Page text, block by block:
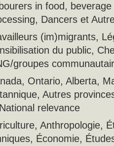
in food,
Dancers et
(im)migrants,
du public,
groupes
Ontario, Alberta,
Autres
relevance
Anthropologie,
Économie,